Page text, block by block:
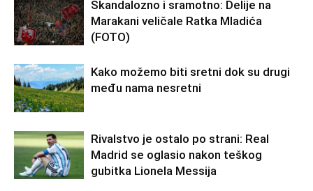
Skandalozno i sramotno: Delije na
Marakani veličale Ratka Mladića
(FOTO)
Kako možemo biti sretni dok su drugi
među nama nesretni
Rivalstvo je ostalo po strani: Real
Madrid se oglasio nakon teškog
gubitka Lionela Messija